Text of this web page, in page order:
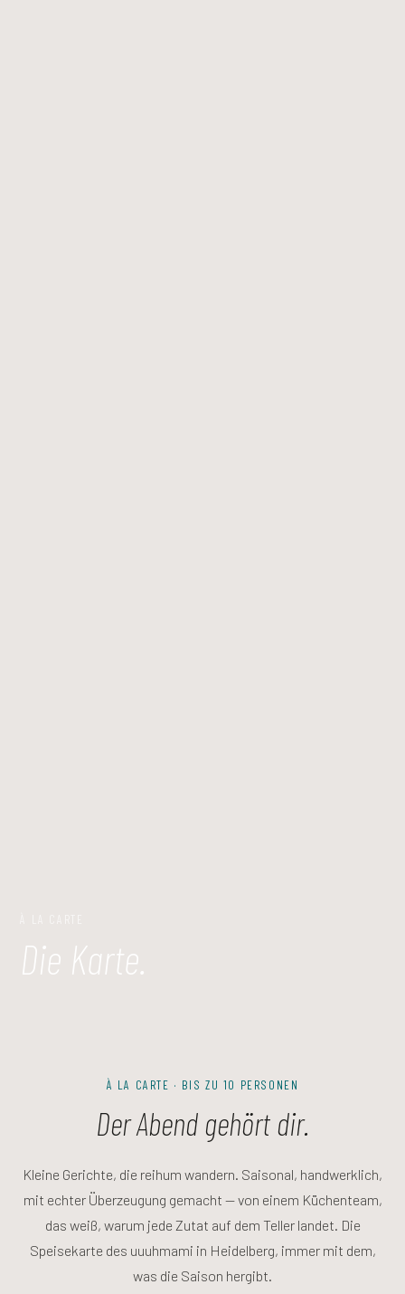
Speisekarte uuuhmami
Die Karte.
À LA CARTE · BIS ZU 10 PERSONEN
Der Abend gehört dir.
Kleine Gerichte, die reihum wandern. Saisonal, handwerklich,
mit echter Überzeugung gemacht — von einem Küchenteam,
das weiß, warum jede Zutat auf dem Teller landet. Die
Speisekarte des uuuhmami in Heidelberg, immer mit dem,
was die Saison hergibt.